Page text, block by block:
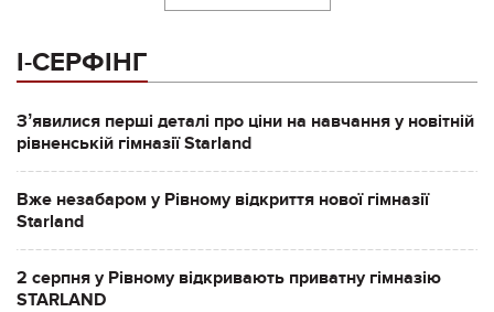
І-СЕРФІНГ
Зʼявилися перші деталі про ціни на навчання у новітній
рівненській гімназії Starland
Вже незабаром у Рівному відкриття нової гімназії
Starland
2 серпня у Рівному відкривають приватну гімназію
STARLAND